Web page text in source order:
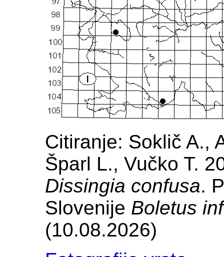
Citiranje: Soklič A.,
Šparl L., Vučko T.
Dissingia confusa.
Slovenije Boletus
(10.08.2026)